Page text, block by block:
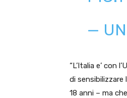
—
“L’Italia e’ con
di sensibilizzare
18 anni – ma